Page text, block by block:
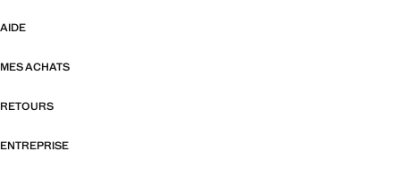
AIDE
MES ACHATS
RETOURS
ENTREPRISE